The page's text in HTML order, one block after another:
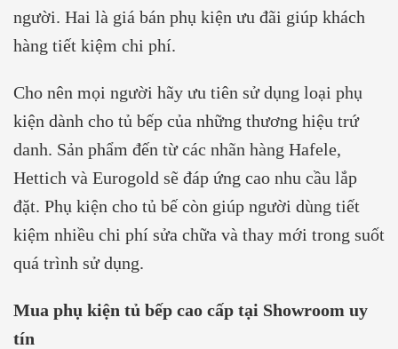
người. Hai là giá bán phụ kiện ưu đãi giúp khách
hàng tiết kiệm chi phí.
Cho nên mọi người hãy ưu tiên sử dụng loại phụ
kiện dành cho tủ bếp của những thương hiệu trứ
danh. Sản phẩm đến từ các nhãn hàng Hafele,
Hettich và Eurogold sẽ đáp ứng cao nhu cầu lắp
đặt. Phụ kiện cho tủ bế còn giúp người dùng tiết
kiệm nhiều chi phí sửa chữa và thay mới trong suốt
quá trình sử dụng.
Mua phụ kiện tủ bếp cao cấp tại Showroom uy
tín